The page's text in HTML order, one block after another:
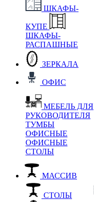
ШКАФЫ-
КУПЕ
ШКАФЫ-
РАСПАШНЫЕ
ЗЕРКАЛА
ОФИС
МЕБЕЛЬ ДЛЯ
РУКОВОДИТЕЛЯ
ТУМБЫ
ОФИСНЫЕ
ОФИСНЫЕ
СТОЛЫ
МАССИВ
СТОЛЫ